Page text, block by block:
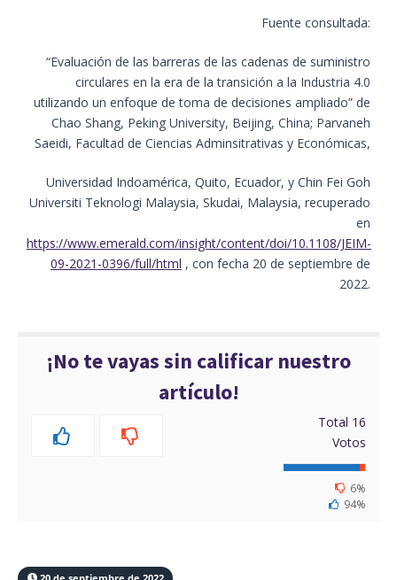
Fuente consultada:
“Evaluación de las barreras de las cadenas de suministro
circulares en la era de la transición a la Industria 4.0
utilizando un enfoque de toma de decisiones ampliado” de
Chao Shang, Peking University, Beijing, China; Parvaneh
Saeidi, Facultad de Ciencias Adminsitrativas y Económicas,
Universidad Indoamérica, Quito, Ecuador, y Chin Fei Goh
Universiti Teknologi Malaysia, Skudai, Malaysia, recuperado
en
https://www.emerald.com/insight/content/doi/10.1108/JEIM-
09-2021-0396/full/html , con fecha 20 de septiembre de
2022.
¡No te vayas sin calificar nuestro
artículo!
Total 16
Votos
6%
94%